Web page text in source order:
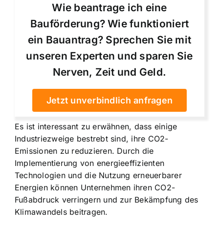
Wie beantrage ich eine
Bauförderung? Wie funktioniert
ein Bauantrag? Sprechen Sie mit
unseren Experten und sparen Sie
Nerven, Zeit und Geld.
Jetzt unverbindlich anfragen
Es ist interessant zu erwähnen, dass einige
Industriezweige bestrebt sind, ihre CO2-
Emissionen zu reduzieren. Durch die
Implementierung von energieeffizienten
Technologien und die Nutzung erneuerbarer
Energien können Unternehmen ihren CO2-
Fußabdruck verringern und zur Bekämpfung des
Klimawandels beitragen.